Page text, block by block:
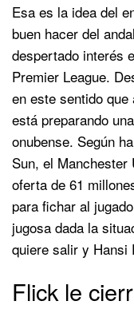
Esa es la idea del
buen hacer del
despertado interés
Premier League.
en este sentido
está preparando
onubense. Según
Sun, el Manchester
oferta de 61
para fichar al
jugosa dada la
quiere salir y Hansi
Flick le